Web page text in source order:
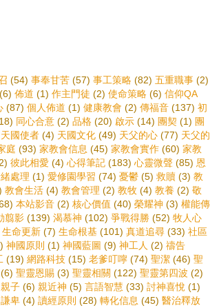
(54) 事奉甘苦 (57) 事工策略 (82) 五重職事 (2)
(6) 佈道 (1) 作主門徒 (2) 使命策略 (6) 信仰QA
(87) 個人佈道 (1) 健康教會 (2) 傳福音 (137) 初
同心合意 (2) 品格 (20) 啟示 (14) 團契 (1) 團
天國使者 (4) 天國文化 (49) 天父的心 (77) 天父的
庭 (93) 家教會信息 (45) 家教會實作 (60) 家教
彼此相愛 (4) 心得筆記 (183) 心靈微聲 (85) 恩
處理 (1) 愛修園學習 (74) 憂鬱 (5) 救贖 (3) 教
教會生活 (4) 教會管理 (2) 教牧 (4) 教養 (2) 敬
本站影音 (2) 核心價值 (40) 榮耀神 (3) 權能傳
翦影 (139) 渴慕神 (102) 爭戰得勝 (52) 牧人心
生命更新 (7) 生命根基 (101) 真道追尋 (33) 社區
神國原則 (1) 神國藍圖 (9) 神工人 (2) 禱告
(19) 網路科技 (15) 老爹叮嚀 (74) 聖潔 (46) 聖
(6) 聖靈恩賜 (3) 聖靈相關 (122) 聖靈第四波 (2)
親子 (6) 親近神 (5) 言語智慧 (33) 討神喜悅 (1)
謙卑 (4) 讀經原則 (28) 轉化信息 (45) 醫治釋放